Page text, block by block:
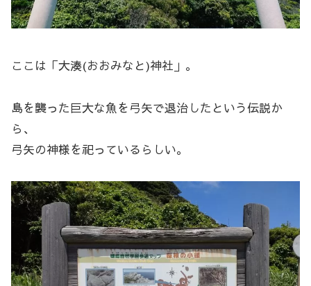
ここは「大湊(おおみなと)神社」。
島を襲った巨大な魚を弓矢で退治したという伝説か
ら、
弓矢の神様を祀っているらしい。